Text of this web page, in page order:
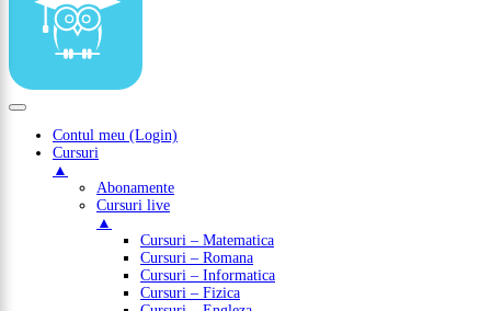
Contul meu (Login)
Cursuri
▲
Abonamente
Cursuri live
▲
Cursuri – Matematica
Cursuri – Romana
Cursuri – Informatica
Cursuri – Fizica